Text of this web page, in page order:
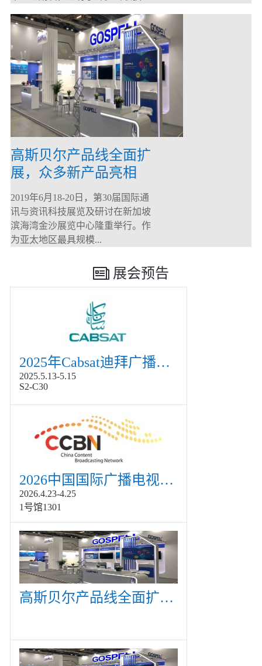
高斯贝尔产品线全面扩
展，众多新产品亮相
CommunicAsia 2019
2019年6月18-20日，第30届国际通
讯与资讯科技展览及研讨在新加坡
滨海湾金沙展览中心隆重举行。作
为亚太地区最具规模...
展会预告
2025年Cabsat迪拜广播电视展
2025.5.13-5.15
S2-C30
2026中国国际广播电视信息网络展览会展
2026.4.23-4.25
1号馆1301
高斯贝尔产品线全面扩展，众多新产品亮相CommunicAsia 2019